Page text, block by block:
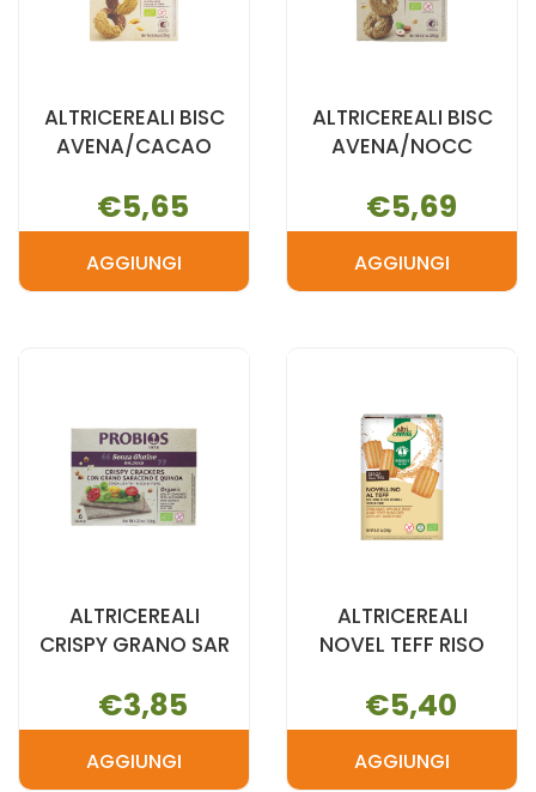
ALTRICEREALI BISC
AVENA/CACAO
€5,65
AGGIUNGIAGGIUNGI ALTRICEREALI
ALTRICEREALI BISC
AVENA/NOCC
€5,69
AGGIUNGIAGGIUNGI
ALTRICEREALI
CRISPY GRANO SAR
€3,85
AGGIUNGIAGGIUNGI ALTRICEREALI
ALTRICEREALI
NOVEL TEFF RISO
€5,40
AGGIUNGIAGGIUNGI